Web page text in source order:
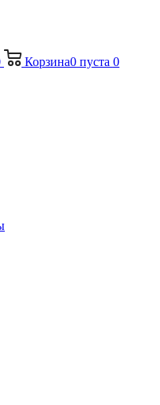
Корзина0 пуста 0